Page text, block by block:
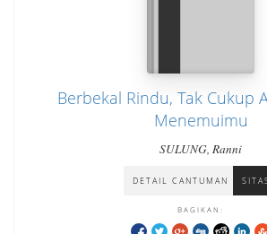
Berbekal Rindu, Tak Cukup
Menemuimu
SULUNG, Ranni
DETAIL CANTUMAN
BAGIKAN: